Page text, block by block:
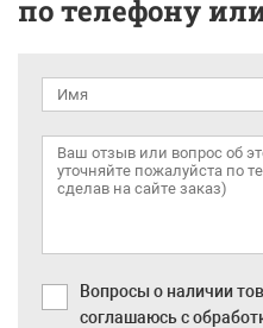
по телефону
Вопросы о наличии
соглашаюсь с